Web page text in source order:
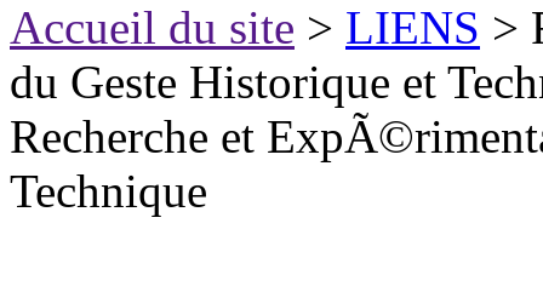
Accueil du site > LIENS >
du Geste Historique et
Recherche et
Technique